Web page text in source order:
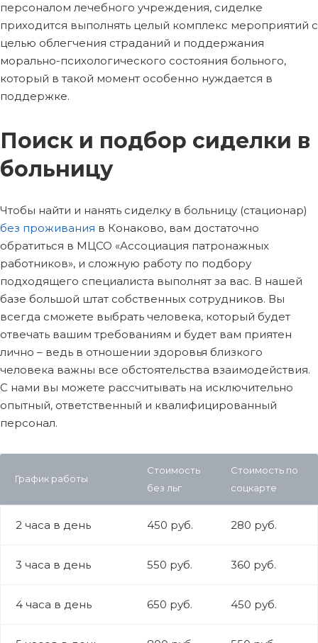
персоналом лечебного учреждения, сиделке
приходится выполнять целый комплекс мероприятий с
целью облегчения страданий и поддержания
морально-психологического состояния больного,
который в такой момент особенно нуждается в
поддержке.
Поиск и подбор сиделки в
больницу
Чтобы найти и нанять сиделку в больницу (стационар)
без проживания в Конаково, вам достаточно
обратиться в МЦСО «Ассоциация патронажных
работников», и сложную работу по подбору
подходящего специалиста выполнят за вас. В нашей
базе большой штат собственных сотрудников. Вы
всегда сможете выбрать человека, который будет
отвечать вашим требованиям и будет вам приятен
лично – ведь в отношении здоровья близкого
человека важны все обстоятельства взаимодействия.
С нами вы можете рассчитывать на исключительно
опытный, ответственный и квалифицированный
персонал.
График работы
Стоимость
без льг
Стоимость по
соцкарте
2 часа в день 450 руб. 280 руб.
3 часа в день 550 руб. 360 руб.
4 часа в день 650 руб. 450 руб.